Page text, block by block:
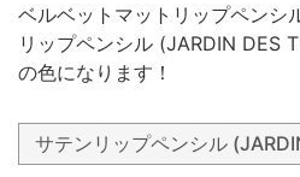
ベルベットマットリップペンシ
リップペンシル (JARDIN DES
の色になります！
サテンリップペンシル